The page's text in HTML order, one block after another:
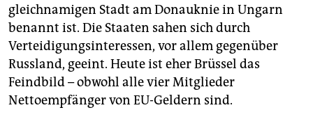
gleichnamigen Stadt am Donauknie in Ungarn
benannt ist. Die Staaten sahen sich durch
Verteidigungsinteressen, vor allem gegenüber
Russland, geeint. Heute ist eher Brüssel das
Feindbild – obwohl alle vier Mitglieder
Nettoempfänger von EU-Geldern sind.